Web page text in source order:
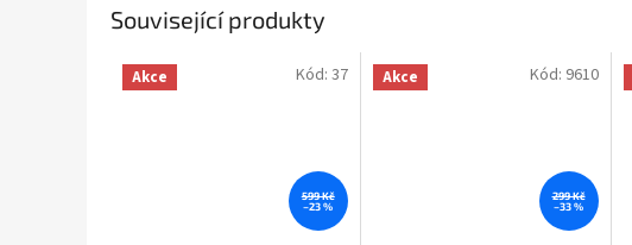
Související produkty
Akce
599 Kč
–23 %
Kód: 37 Akce
299 Kč
–33 %
Kód: 9610